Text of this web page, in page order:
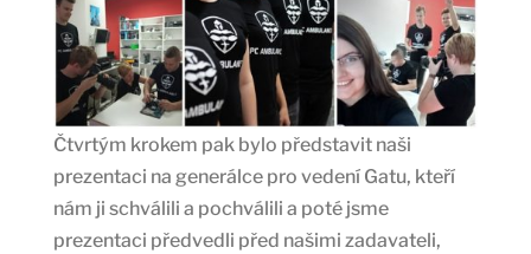
Čtvrtým krokem pak bylo představit naši
prezentaci na generálce pro vedení Gatu, kteří
nám ji schválili a pochválili a poté jsme
prezentaci předvedli před našimi zadavateli,